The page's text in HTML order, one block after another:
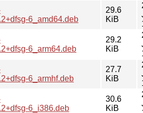
6_amd64.deb
29.6
KiB
6_arm64.deb
29.2
KiB
6_armhf.deb
27.7
KiB
6_i386.deb
30.6
KiB